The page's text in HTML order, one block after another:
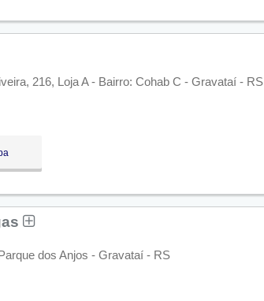
216, Loja A - Bairro: Cohab C - Gravataí - RS
dos Anjos - Gravataí - RS